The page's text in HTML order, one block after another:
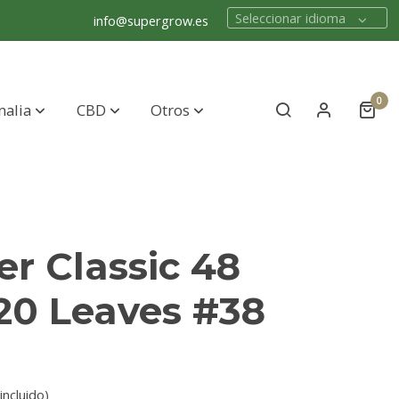
info@supergrow.es Seleccionar idioma
CBD Otros 0
Classic 48
Leaves #38